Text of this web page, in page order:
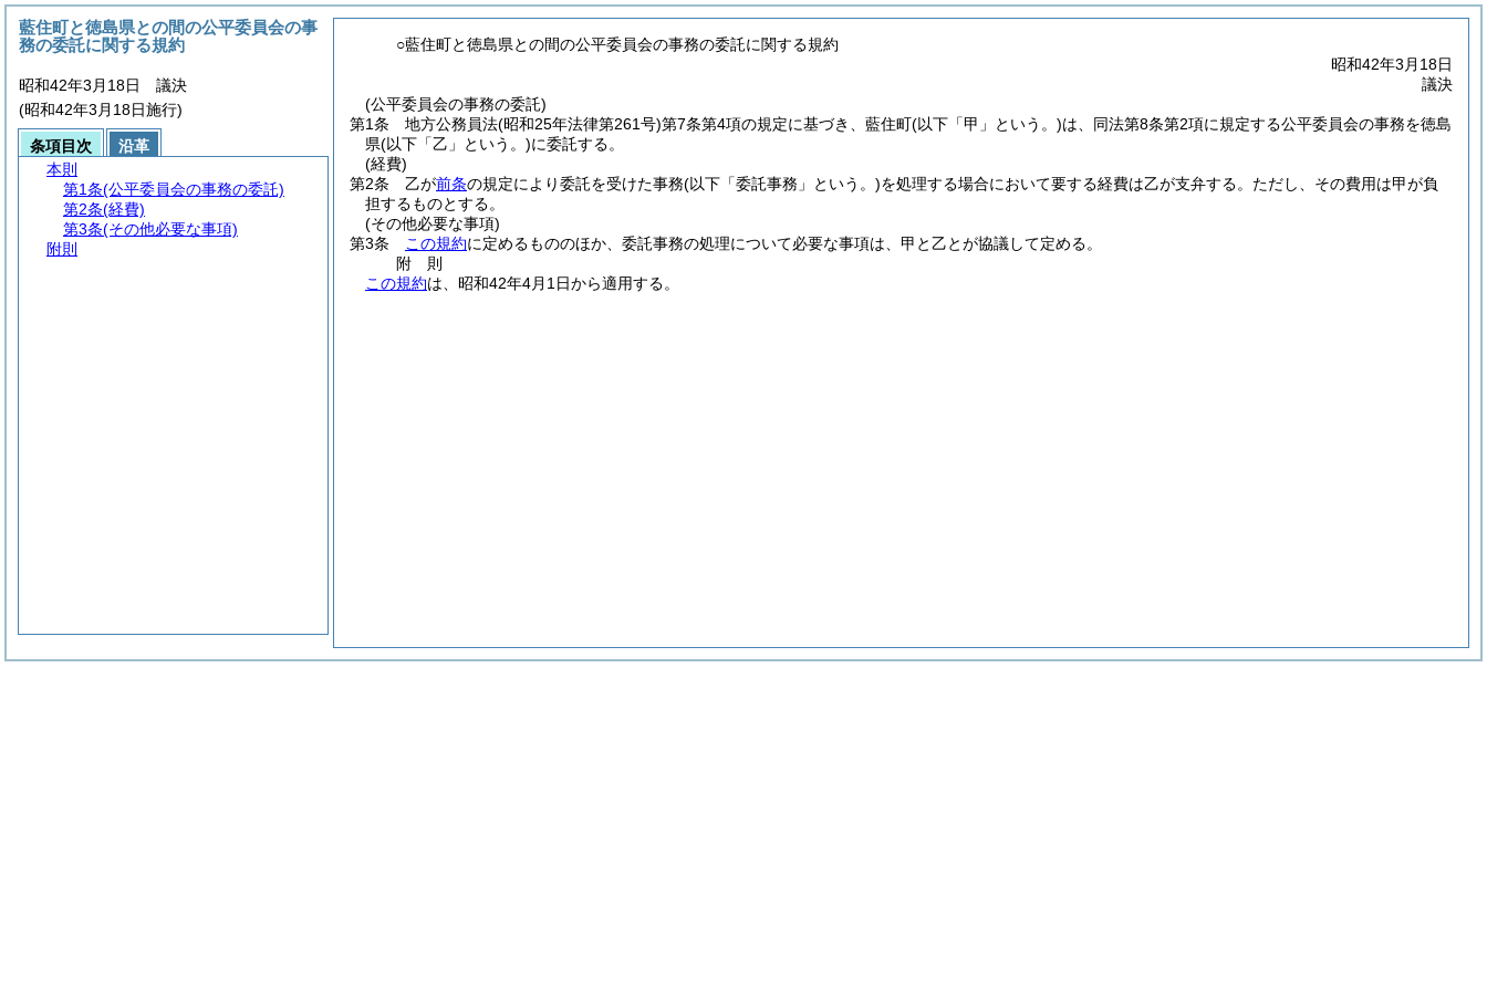
○藍住町と徳島県との間の公平委員会の事務の委託に関する規約
昭和42年3月18日
議決
(公平委員会の事務の委託)
第1条
地方公務員法(昭和25年法律第261号)第7条第4項の規定に基づき、藍住町(以下「甲」という。)は、同法第8条第2項に規定する公平委員会の事務を徳島
県(以下「乙」という。)に委託する。
(経費)
第2条
乙が前条の規定により委託を受けた事務(以下「委託事務」という。)を処理する場合において要する経費は乙が支弁する。 ただし、その費用は甲が負
担するものとする。
(その他必要な事項)
第3条
この規約に定めるもののほか、委託事務の処理について必要な事項は、甲と乙とが協議して定める。
附 則
この規約は、昭和42年4月1日から適用する。
藍住町と徳島県との間の公平委員会の事
務の委託に関する規約
昭和42年3月18日 議決
(昭和42年3月18日施行)
条項目次
沿革
本則
第1条(公平委員会の事務の委託)
第2条(経費)
第3条(その他必要な事項)
附則